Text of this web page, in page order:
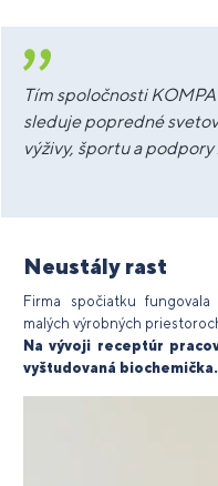
Tím spoločnosti
sleduje popredné
výživy, športu a
Neustály rast
Firma spočiatku
malých výrobných
Na vývoji receptúr
vyštudovaná biochemička.